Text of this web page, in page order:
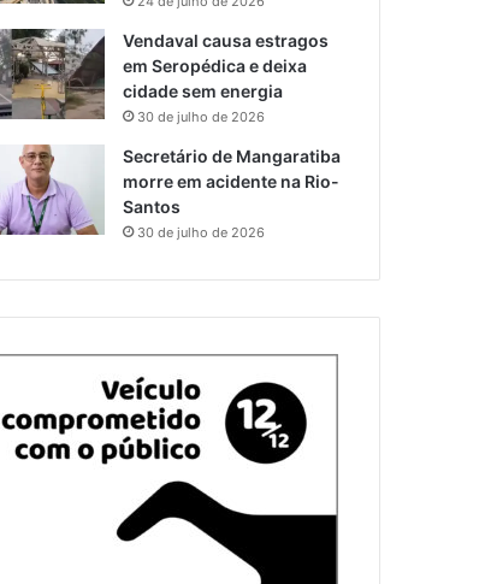
Vendaval causa estragos
em Seropédica e deixa
cidade sem energia
30 de julho de 2026
Secretário de Mangaratiba
morre em acidente na Rio-
Santos
30 de julho de 2026